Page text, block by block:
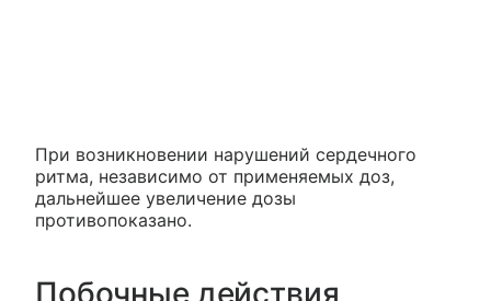
При возникновении нарушений сердечного
ритма, независимо от применяемых доз,
дальнейшее увеличение дозы
противопоказано.
Побочные действия